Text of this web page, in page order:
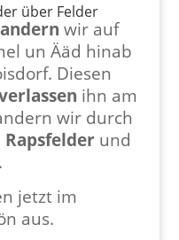
über Felder
wir auf
un Ääd hinab
Diesen
ihn am
wir durch
Rapsfelder und
jetzt im
aus.